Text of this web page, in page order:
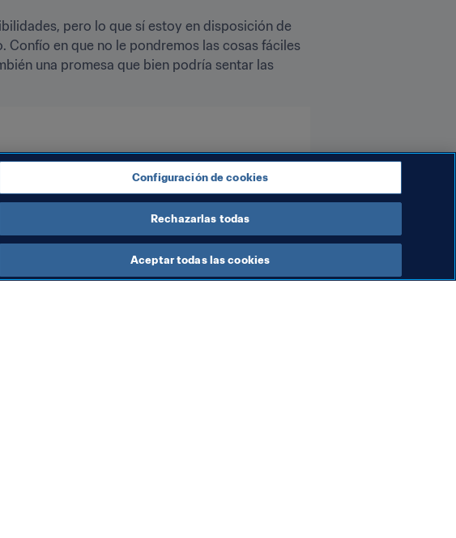
pero lo que sí estoy en disposición de
en que no le pondremos las cosas fáciles
una promesa que bien podría sentar las
Configuración de cookies
Rechazarlas todas
Aceptar todas las cookies